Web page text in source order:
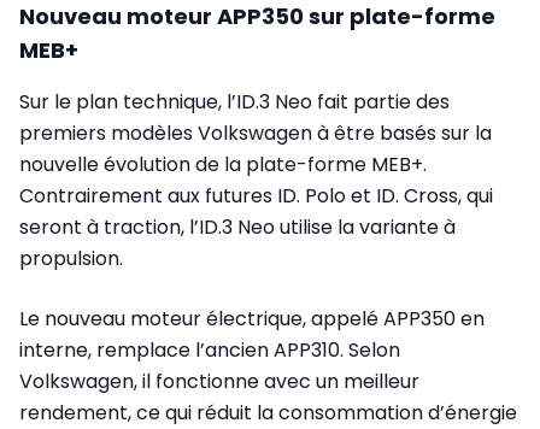
Nouveau moteur APP350 sur plate-forme
MEB+
Sur le plan technique, l’ID.3 Neo fait partie des
premiers modèles Volkswagen à être basés sur la
nouvelle évolution de la plate-forme MEB+.
Contrairement aux futures ID. Polo et ID. Cross, qui
seront à traction, l’ID.3 Neo utilise la variante à
propulsion.
Le nouveau moteur électrique, appelé APP350 en
interne, remplace l’ancien APP310. Selon
Volkswagen, il fonctionne avec un meilleur
rendement, ce qui réduit la consommation d’énergie